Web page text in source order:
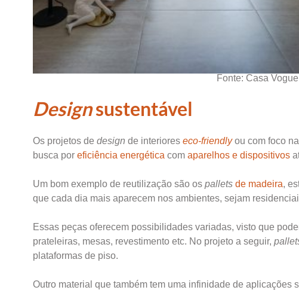
Fonte: Casa
Designsustentável
Os projetos de design de interiores eco-friendlyou com foco na
busca por eficiência energética com aparelhos e dispositivos
Um bom exemplo de reutilização são os pallets de madeira,
que cada dia mais aparecem nos ambientes, sejam
Essas peças oferecem possibilidades variadas, visto que
prateleiras, mesas, revestimento etc. No projeto a seguir,
plataformas de piso.
Outro material que também tem uma infinidade de